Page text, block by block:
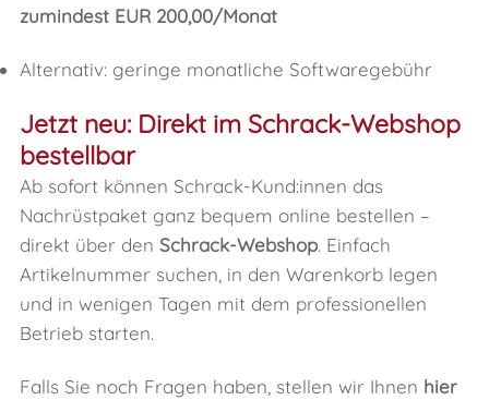
zumindest EUR 200,00/Monat
Alternativ: geringe monatliche Softwaregebühr
Jetzt neu: Direkt im Schrack-Webshop
bestellbar
Ab sofort können Schrack-Kund:innen das
Nachrüstpaket ganz bequem online bestellen –
direkt über den Schrack-Webshop. Einfach
Artikelnummer suchen, in den Warenkorb legen
und in wenigen Tagen mit dem professionellen
Betrieb starten.
Falls Sie noch Fragen haben, stellen wir Ihnen hier